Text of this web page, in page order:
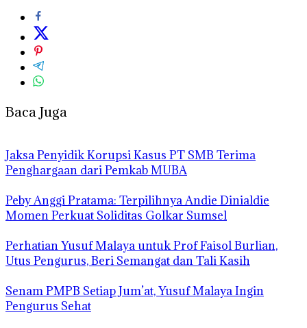
Baca Juga
Jaksa Penyidik Korupsi Kasus PT SMB Terima
Penghargaan dari Pemkab MUBA
Peby Anggi Pratama: Terpilihnya Andie Dinialdie
Momen Perkuat Soliditas Golkar Sumsel
Perhatian Yusuf Malaya untuk Prof Faisol Burlian,
Utus Pengurus, Beri Semangat dan Tali Kasih
Senam PMPB Setiap Jum’at, Yusuf Malaya Ingin
Pengurus Sehat